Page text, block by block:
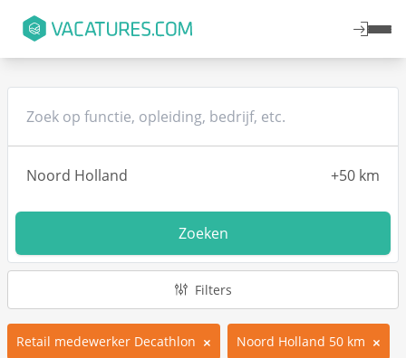
Zoeken
Filters
Retail medewerker Decathlon Noord Holland 50 km